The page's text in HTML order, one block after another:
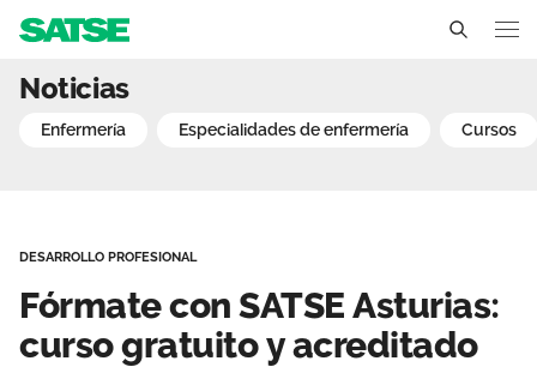
Delegados Sindicales
Estructura organizativa
Secciones sindicales
Actualidad
Asturias
Fórmate con SATSE
Noticias
enfermería especialidades de enfermería cursos
DESARROLLO PROFESIONAL
Fórmate con SATSE Asturias:
curso gratuito y acreditado